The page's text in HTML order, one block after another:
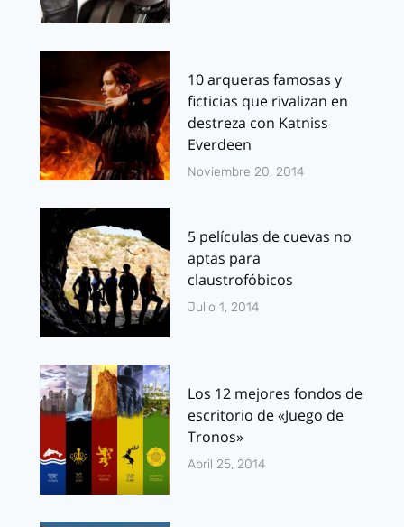
10 arqueras famosas y
ficticias que rivalizan en
destreza con Katniss
Everdeen
Noviembre 20, 2014
5 películas de cuevas no
aptas para
claustrofóbicos
Julio 1, 2014
Los 12 mejores fondos de
escritorio de «Juego de
Tronos»
Abril 25, 2014